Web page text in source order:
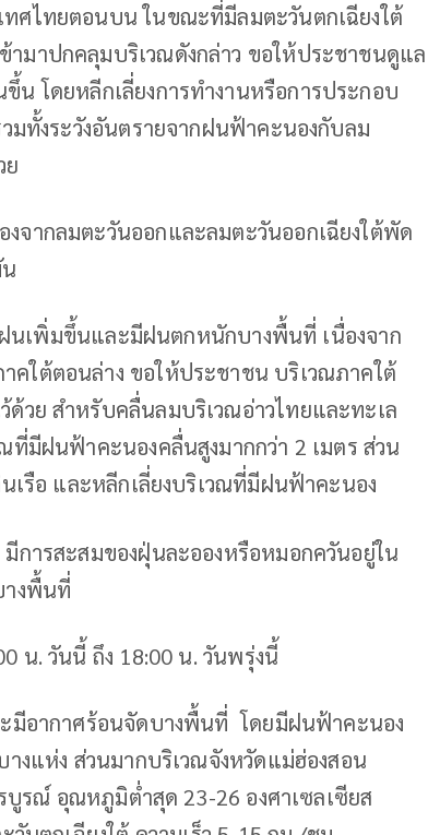
ทศไทยตอนบน ในขณะที่มีลมตะวันตกเฉียงใต้
ามาปกคลุมบริเวณดังกล่าว ขอให้ประชาชนดูแล
โดยหลีกเลี่ยงการทำงานหรือการประกอบ
มทั้งระวังอันตรายจากฝนฟ้าคะนองกับลม
ย
จากลมตะวันออกและลมตะวันออกเฉียงใต้พัด
นเพิ่มขึ้นและมีฝนตกหนักบางพื้นที่ เนื่องจาก
ใต้ตอนล่าง ขอให้ประชาชน บริเวณภาคใต้
วย สำหรับคลื่นลมบริเวณอ่าวไทยและทะเล
มีฝนฟ้าคะนองคลื่นสูงมากกว่า 2 เมตร ส่วน
นเรือ และหลีกเลี่ยงบริเวณที่มีฝนฟ้าคะนอง
การสะสมของฝุ่นละอองหรือหมอกควันอยู่ใน
างพื้นที่
น. วันนี้ ถึง 18:00 น. วันพรุ่งนี้
มีอากาศร้อนจัดบางพื้นที่ โดยมีฝนฟ้าคะนอง
งแห่ง ส่วนมากบริเวณจังหวัดแม่ฮ่องสอน
บูรณ์ อุณหภูมิต่ำสุด 23-26 องศาเซลเซียส